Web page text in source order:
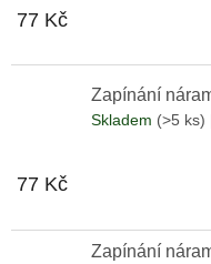
77 Kč
Zapínání
Skladem (>5 ks)
77 Kč
Zapínání